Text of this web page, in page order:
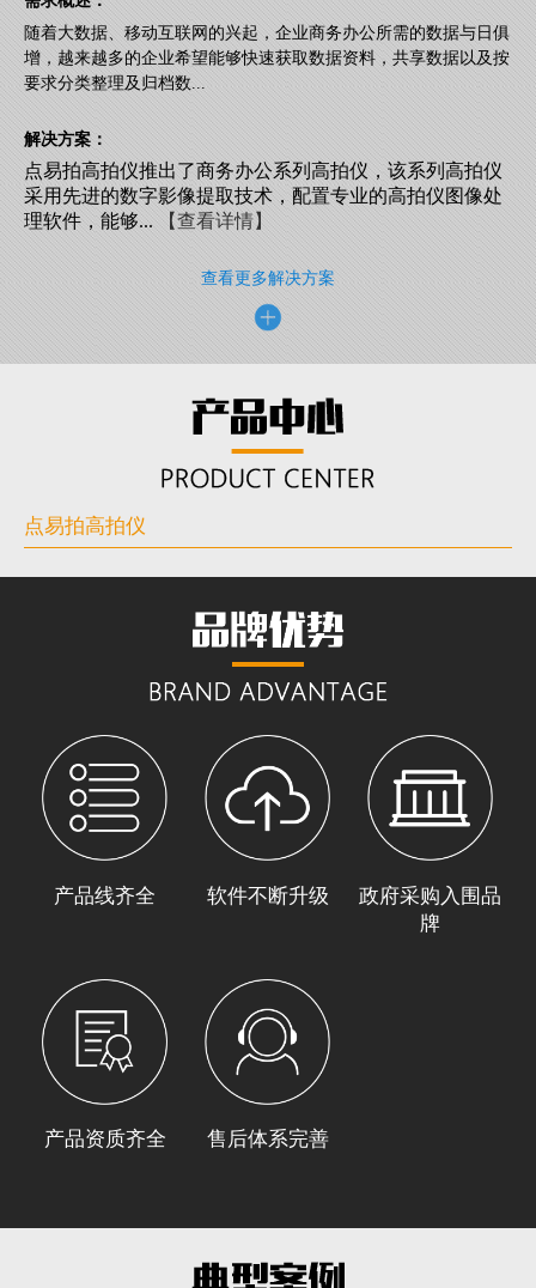
随着大数据、移动互联网的兴起，企业商务办公所需的数据与日俱
增，越来越多的企业希望能够快速获取数据资料，共享数据以及按
要求分类整理及归档数...
解决方案：
点易拍高拍仪推出了商务办公系列高拍仪，该系列高拍仪
采用先进的数字影像提取技术，配置专业的高拍仪图像处
理软件，能够...【查看详情】
查看更多解决方案
点易拍高拍仪
产品线齐全 软件不断升级
政府采购入围品
牌
产品资质齐全 售后体系完善